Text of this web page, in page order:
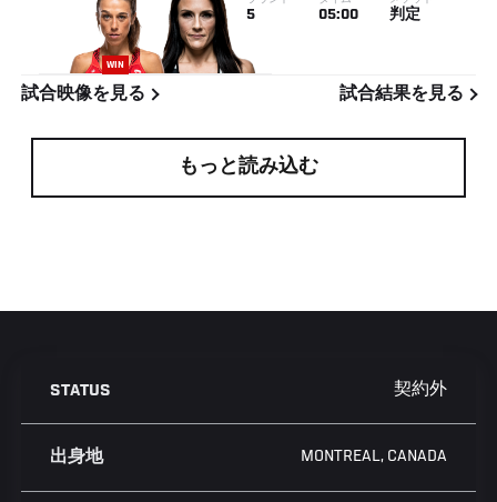
WIN
5 05:00 判定
試合映像を見る 試合結果を見る
もっと読み込む
STATUS 契約外
出身地 MONTREAL, CANADA